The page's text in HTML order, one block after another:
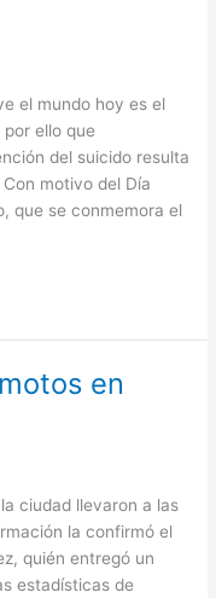
el mundo hoy es el
ello que
del suicido resulta
motivo del Día
que se conmemora el
en
ciudad llevaron a las
la confirmó el
quién entregó un
estadísticas de